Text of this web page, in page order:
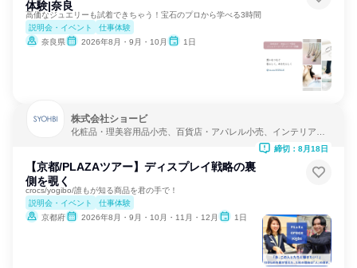
体験|奈良
高価なジュエリーも試着できちゃう！宝石のプロから学べる3時間
説明会・イベント
仕事体験
奈良県
2026年8月・9月・10月 1日
株式会社ショービ
化粧品・理美容用品小売、百貨店・アパレル小売、インテリア・
【京都/PLAZAツアー】ディスプレイ戦略の裏
側を覗く
crocs/yogibo/誰もが知る商品を君の手で！
説明会・イベント
仕事体験
京都府
2026年8月・9月・10月・11月・12月 1日
締切：8月18日